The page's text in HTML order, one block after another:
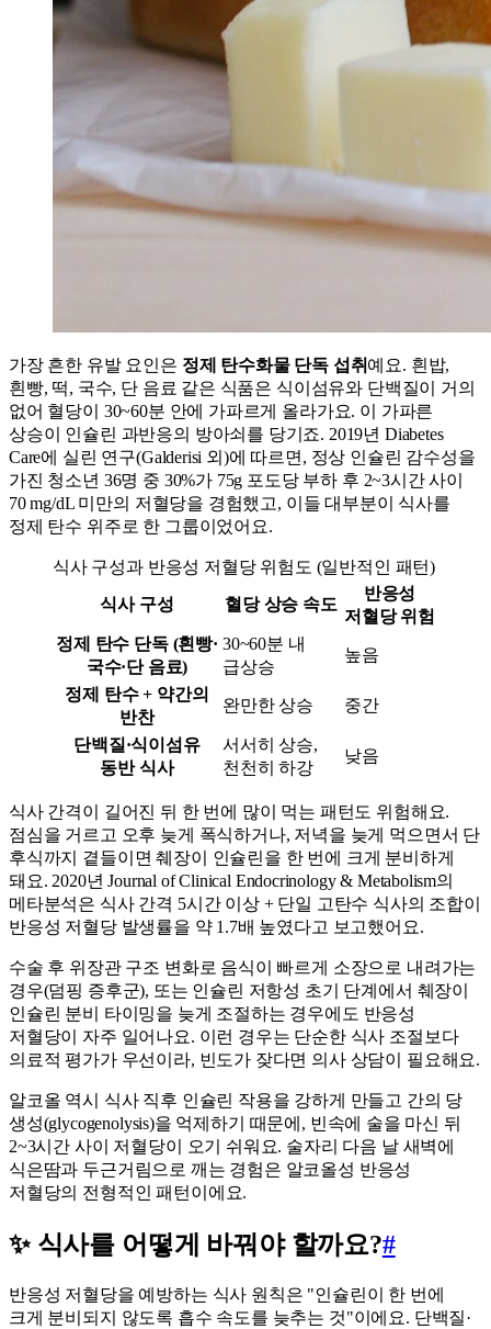
가장 흔한 유발 요인은 정제 탄수화물 단독 섭취 예요. 흰밥,
흰빵, 떡, 국수, 단 음료 같은 식품은 식이섬유와 단백질이 거의
없어 혈당이 30~60분 안에 가파르게 올라가요. 이 가파른
상승이 인슐린 과반응의 방아쇠를 당기죠. 2019년 Diabetes
Care에 실린 연구(Galderisi 외)에 따르면, 정상 인슐린 감수성을
가진 청소년 36명 중 30%가 75g 포도당 부하 후 2~3시간 사이
70 mg/dL 미만의 저혈당을 경험했고, 이들 대부분이 식사를
정제 탄수 위주로 한 그룹이었어요.
식사 구성과 반응성 저혈당 위험도 (일반적인 패턴)
식사 구성
혈당 상승 속도
반응성
저혈당 위험
정제 탄수 단독 (흰빵·
국수·단 음료)
30~60분 내
급상승
높음
정제 탄수 + 약간의
반찬
완만한 상승 중간
단백질·식이섬유
동반 식사
서서히 상승,
천천히 하강
낮음
식사 간격이 길어진 뒤 한 번에 많이 먹는 패턴도 위험해요.
점심을 거르고 오후 늦게 폭식하거나, 저녁을 늦게 먹으면서 단
후식까지 곁들이면 췌장이 인슐린을 한 번에 크게 분비하게
돼요. 2020년 Journal of Clinical Endocrinology & Metabolism의
메타분석은 식사 간격 5시간 이상 + 단일 고탄수 식사의 조합이
반응성 저혈당 발생률을 약 1.7배 높였다고 보고했어요.
수술 후 위장관 구조 변화로 음식이 빠르게 소장으로 내려가는
경우(덤핑 증후군), 또는 인슐린 저항성 초기 단계에서 췌장이
인슐린 분비 타이밍을 늦게 조절하는 경우에도 반응성
저혈당이 자주 일어나요. 이런 경우는 단순한 식사 조절보다
의료적 평가가 우선이라, 빈도가 잦다면 의사 상담이 필요해요.
알코올 역시 식사 직후 인슐린 작용을 강하게 만들고 간의 당
생성(glycogenolysis)을 억제하기 때문에, 빈속에 술을 마신 뒤
2~3시간 사이 저혈당이 오기 쉬워요. 술자리 다음 날 새벽에
식은땀과 두근거림으로 깨는 경험은 알코올성 반응성
저혈당의 전형적인 패턴이에요.
✨ 식사를 어떻게 바꿔야 할까요?#
반응성 저혈당을 예방하는 식사 원칙은 "인슐린이 한 번에
크게 분비되지 않도록 흡수 속도를 늦추는 것"이에요. 단백질·